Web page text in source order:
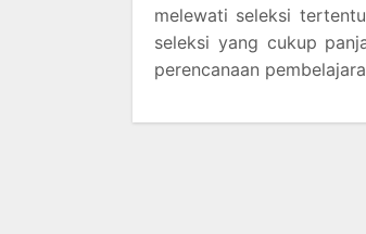
melewati seleksi
seleksi yang cukup
perencanaan